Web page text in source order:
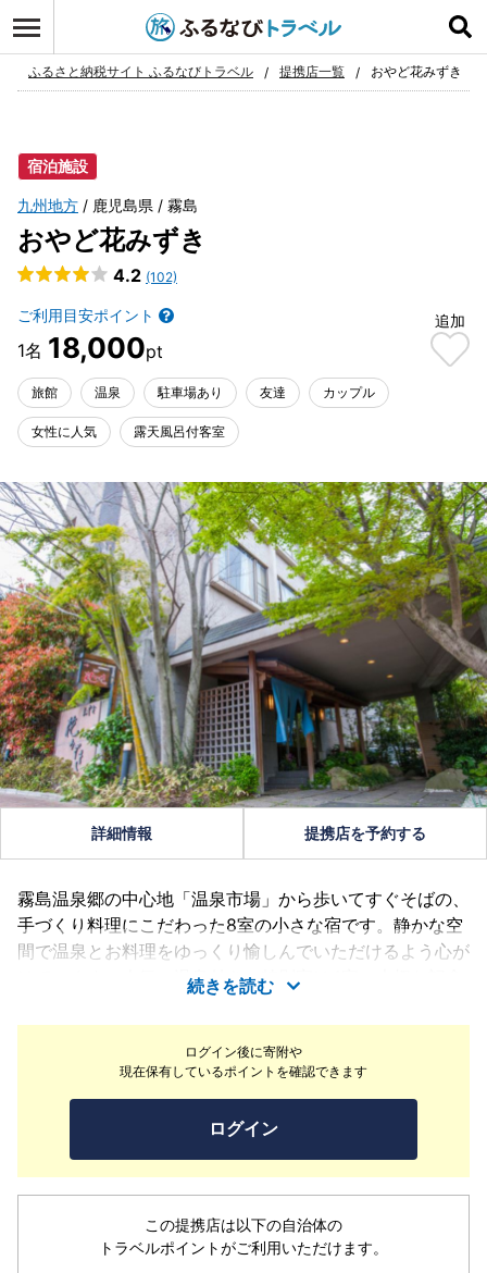
お気に入り
ふるさと納税サイト ふるなびトラベル 提携店一覧 おやど花みずき
宿泊施設
九州地方 鹿児島県 霧島
おやど花みずき
4.2 (102)
ご利用目安ポイント
18,000
追加
旅館 温泉 駐車場あり 友達 カップル
女性に人気 露天風呂付客室
ログイン後に寄附や
現在保有しているポイントを確認できます
ログイン
この提携店は以下の自治体の
トラベルポイントがご利用いただけます。
詳細情報 提携店を予約する
霧島温泉郷の中心地「温泉市場」から歩いてすぐそばの、
手づくり料理にこだわった8室の小さな宿です。静かな空
間で温泉とお料理をゆっくり愉しんでいただけるよう心が
けています。人気の温泉付きの特別室は4室。大切な記念
日にも選ばれる、女性に喜こばれる宿です。
続きを読む